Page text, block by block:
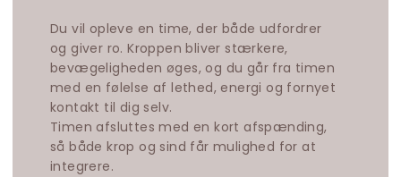
Du vil opleve en time, der både udfordrer
og giver ro. Kroppen bliver stærkere,
bevægeligheden øges, og du går fra timen
med en følelse af lethed, energi og fornyet
kontakt til dig selv.
Timen afsluttes med en kort afspænding,
så både krop og sind får mulighed for at
integrere.